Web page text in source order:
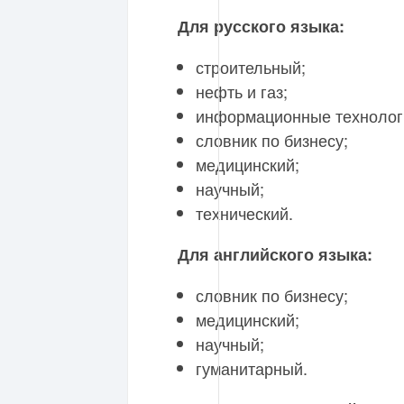
Для русского языка:
строительный;
нефть и газ;
информационные
словник по бизнесу;
медицинский;
научный;
технический.
Для английского языка:
словник по бизнесу;
медицинский;
научный;
гуманитарный.